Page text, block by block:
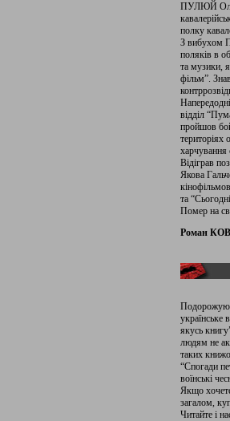
ПУЛЮЙ
полку
З вибухом
поляків в
та музики,
фільм”.
відділ
пройшов
територіях
харчування
Відіграв
Якова
та
Помер на
Роман
українське
якусь
людям не
таких
“Спогади
воїнські
Якщо
загалом,
Читайте і